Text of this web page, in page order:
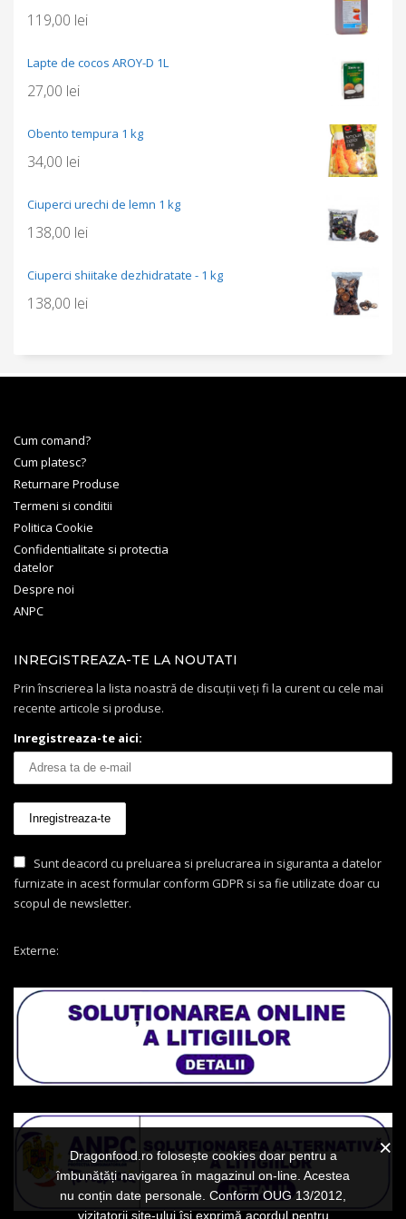
119,00 lei
Lapte de cocos AROY-D 1L
27,00 lei
Obento tempura 1 kg
34,00 lei
Ciuperci urechi de lemn 1 kg
138,00 lei
Ciuperci shiitake dezhidratate - 1 kg
138,00 lei
Cum comand?
Cum platesc?
Returnare Produse
Termeni si conditii
Politica Cookie
Confidentialitate si protectia
datelor
Despre noi
ANPC
INREGISTREAZA-TE LA NOUTATI
Prin înscrierea la lista noastră de discuții veți fi la curent cu cele mai
recente articole si produse.
Inregistreaza-te aici:
Sunt deacord cu preluarea si prelucrarea in siguranta a datelor
furnizate in acest formular conform GDPR si sa fie utilizate doar cu
scopul de newsletter.
Externe:
Dragonfood.ro folosește cookies doar pentru a
îmbunătăți navigarea în magazinul on-line. Acestea
nu conțin date personale. Conform OUG 13/2012,
vizitatorii site-ului își exprimă acordul pentru